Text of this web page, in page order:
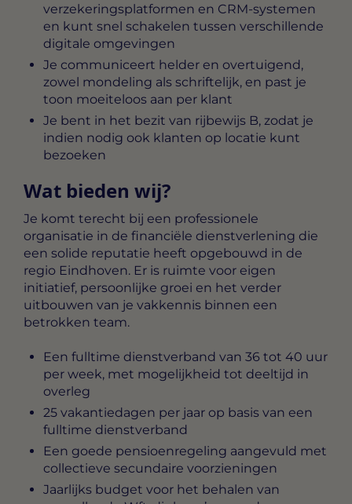
verzekeringsplatformen en CRM-systemen
en kunt snel schakelen tussen verschillende
digitale omgevingen
Je communiceert helder en overtuigend,
zowel mondeling als schriftelijk, en past je
toon moeiteloos aan per klant
Je bent in het bezit van rijbewijs B, zodat je
indien nodig ook klanten op locatie kunt
bezoeken
Wat bieden wij?
Je komt terecht bij een professionele
organisatie in de financiële dienstverlening die
een solide reputatie heeft opgebouwd in de
regio Eindhoven. Er is ruimte voor eigen
initiatief, persoonlijke groei en het verder
uitbouwen van je vakkennis binnen een
betrokken team.
Een fulltime dienstverband van 36 tot 40 uur
per week, met mogelijkheid tot deeltijd in
overleg
25 vakantiedagen per jaar op basis van een
fulltime dienstverband
Een goede pensioenregeling aangevuld met
collectieve secundaire voorzieningen
Jaarlijks budget voor het behalen van